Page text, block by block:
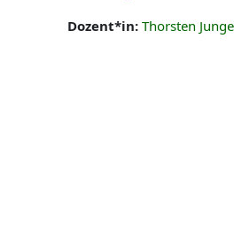
Dozent*in: Thorsten Junge